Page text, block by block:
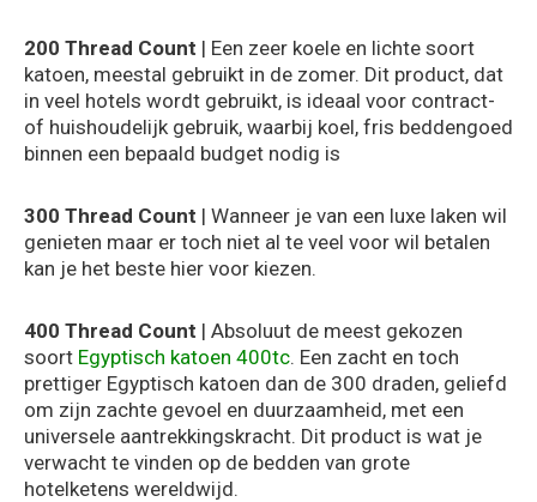
200 Thread Count | Een zeer koele en lichte soort
katoen, meestal gebruikt in de zomer. Dit product, dat
in veel hotels wordt gebruikt, is ideaal voor contract-
of huishoudelijk gebruik, waarbij koel, fris beddengoed
binnen een bepaald budget nodig is
300 Thread Count | Wanneer je van een luxe laken wil
genieten maar er toch niet al te veel voor wil betalen
kan je het beste hier voor kiezen.
400 Thread Count | Absoluut de meest gekozen
soort Egyptisch katoen 400tc. Een zacht en toch
prettiger Egyptisch katoen dan de 300 draden, geliefd
om zijn zachte gevoel en duurzaamheid, met een
universele aantrekkingskracht. Dit product is wat je
verwacht te vinden op de bedden van grote
hotelketens wereldwijd.